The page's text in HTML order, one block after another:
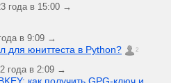
года в 15:00 →
в 9:09 →
для юниттеста в Python? 2
года в 2:09 →